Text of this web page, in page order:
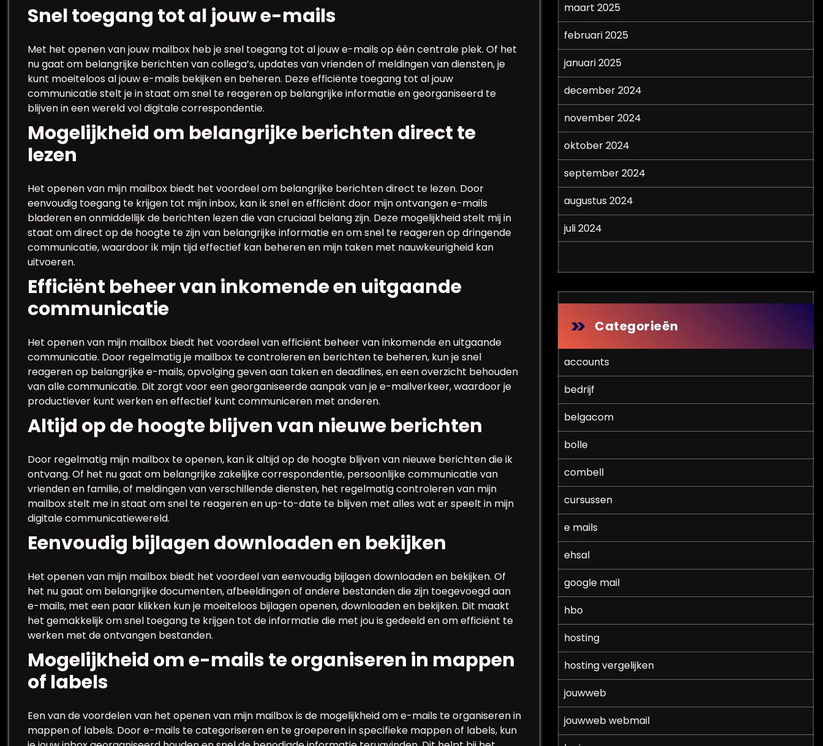
Snel toegang tot al jouw e-mails
Met het openen van jouw mailbox heb je snel toegang tot al jouw e-mails op één centrale plek. Of het
nu gaat om belangrijke berichten van collega’s, updates van vrienden of meldingen van diensten, je
kunt moeiteloos al jouw e-mails bekijken en beheren. Deze efficiënte toegang tot al jouw
communicatie stelt je in staat om snel te reageren op belangrijke informatie en georganiseerd te
blijven in een wereld vol digitale correspondentie.
Mogelijkheid om belangrijke berichten direct te
lezen
Het openen van mijn mailbox biedt het voordeel om belangrijke berichten direct te lezen. Door
eenvoudig toegang te krijgen tot mijn inbox, kan ik snel en efficiënt door mijn ontvangen e-mails
bladeren en onmiddellijk de berichten lezen die van cruciaal belang zijn. Deze mogelijkheid stelt mij in
staat om direct op de hoogte te zijn van belangrijke informatie en om snel te reageren op dringende
communicatie, waardoor ik mijn tijd effectief kan beheren en mijn taken met nauwkeurigheid kan
uitvoeren.
Efficiënt beheer van inkomende en uitgaande
communicatie
Het openen van mijn mailbox biedt het voordeel van efficiënt beheer van inkomende en uitgaande
communicatie. Door regelmatig je mailbox te controleren en berichten te beheren, kun je snel
reageren op belangrijke e-mails, opvolging geven aan taken en deadlines, en een overzicht behouden
van alle communicatie. Dit zorgt voor een georganiseerde aanpak van je e-mailverkeer, waardoor je
productiever kunt werken en effectief kunt communiceren met anderen.
Altijd op de hoogte blijven van nieuwe berichten
Door regelmatig mijn mailbox te openen, kan ik altijd op de hoogte blijven van nieuwe berichten die ik
ontvang. Of het nu gaat om belangrijke zakelijke correspondentie, persoonlijke communicatie van
vrienden en familie, of meldingen van verschillende diensten, het regelmatig controleren van mijn
mailbox stelt me in staat om snel te reageren en up-to-date te blijven met alles wat er speelt in mijn
digitale communicatiewereld.
Eenvoudig bijlagen downloaden en bekijken
Het openen van mijn mailbox biedt het voordeel van eenvoudig bijlagen downloaden en bekijken. Of
het nu gaat om belangrijke documenten, afbeeldingen of andere bestanden die zijn toegevoegd aan
e-mails, met een paar klikken kun je moeiteloos bijlagen openen, downloaden en bekijken. Dit maakt
het gemakkelijk om snel toegang te krijgen tot de informatie die met jou is gedeeld en om efficiënt te
werken met de ontvangen bestanden.
Mogelijkheid om e-mails te organiseren in mappen
of labels
Een van de voordelen van het openen van mijn mailbox is de mogelijkheid om e-mails te organiseren in
mappen of labels. Door e-mails te categoriseren en te groeperen in specifieke mappen of labels, kun
maart 2025
februari 2025
januari 2025
december 2024
november 2024
oktober 2024
september 2024
augustus 2024
juli 2024
Categorieën
accounts
bedrijf
belgacom
bolle
combell
cursussen
e mails
ehsal
google mail
hbo
hosting
hosting vergelijken
jouwweb
jouwweb webmail